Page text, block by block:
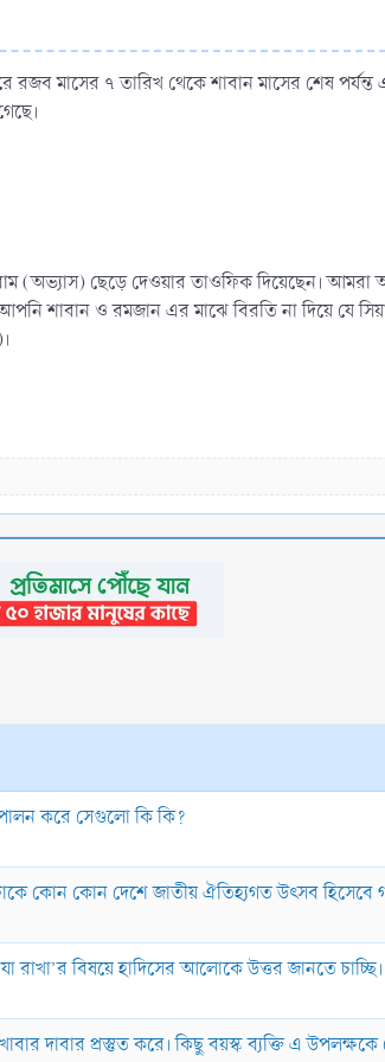
মাসের ৭ তারিখ থেকে শাবান মাসের শেষ
(অভ্যাস) ছেড়ে দেওয়ার তাওফিক দিয়েছেন।
শাবান ও রমজান এর মাঝে বিরতি না দিয়ে যে
পালন করে সেগুলো কি কি?
কোন কোন দেশে জাতীয় ঐতিহ্যগত উৎসব
রাখা’র বিষয়ে হাদিসের আলোকে উত্তর জানতে
দাবার প্রস্তুত করে। কিছু বয়স্ক ব্যক্তি এ